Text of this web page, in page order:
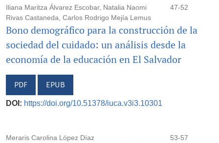
Iliana Maritza Álvarez Escobar, Natalia Naomi
Rivas Castaneda, Carlos Rodrigo Mejía Lemus
47-52
Bono demográfico para la construcción de la
sociedad del cuidado: un análisis desde la
economía de la educación en El Salvador
PDF EPUB
DOI: https://doi.org/10.51378/iuca.v3i3.10301
Meraris Carolina López Díaz 53-57